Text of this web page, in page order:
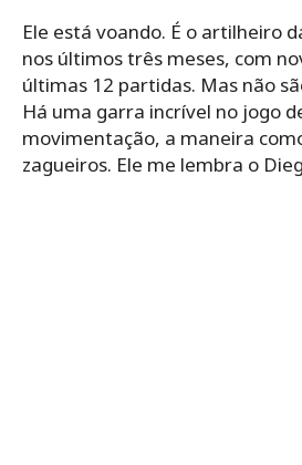
Ele está voando. É o artilheiro
nos últimos três meses, com
últimas 12 partidas. Mas não
Há uma garra incrível no jogo
movimentação, a maneira
zagueiros. Ele me lembra o